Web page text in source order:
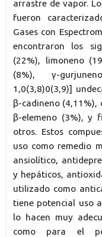
arrastre de vapor.
fueron
Gases con
encontraron los
(22%), limoneno
(8%), γ-
1,0(3,8)0(3,9)]
β-cadineno (4,11%),
β-elemeno (3%), y
otros. Estos
uso como remedio
ansiolítico,
y hepáticos,
utilizado como
tiene potencial uso
lo hacen muy
como para el